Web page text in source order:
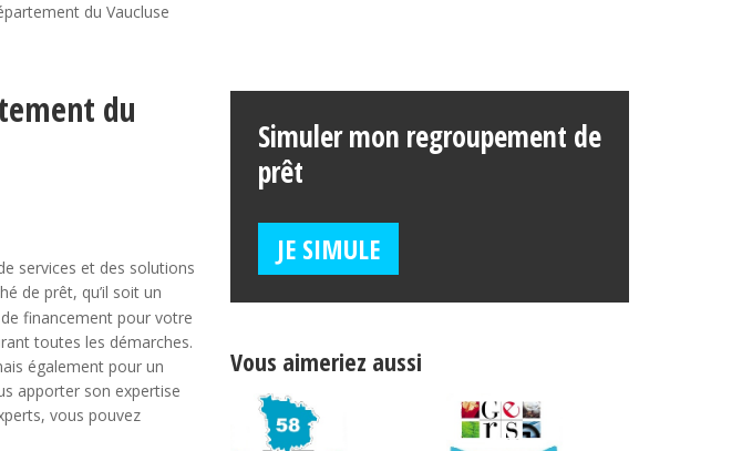
du Vaucluse
du
services et des solutions
de prêt, qu’il soit un
financement pour votre
toutes les démarches.
également pour un
apporter son expertise
vous pouvez
Simuler mon regroupement de
prêt
JE SIMULE
Vous aimeriez aussi